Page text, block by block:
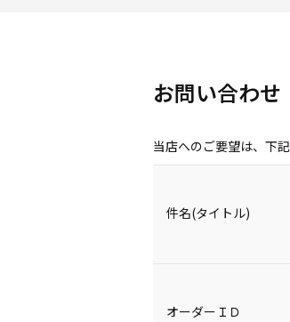
お問い合わせ
当店へのご要望は、下
件名(タイトル)
オーダーＩＤ